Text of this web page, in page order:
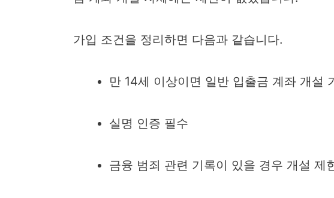
가입 조건을 정리하면 다음과 같습니다.
만 14세 이상이면 일반 입출금 계좌 개설
실명 인증 필수
금융 범죄 관련 기록이 있을 경우 개설 제